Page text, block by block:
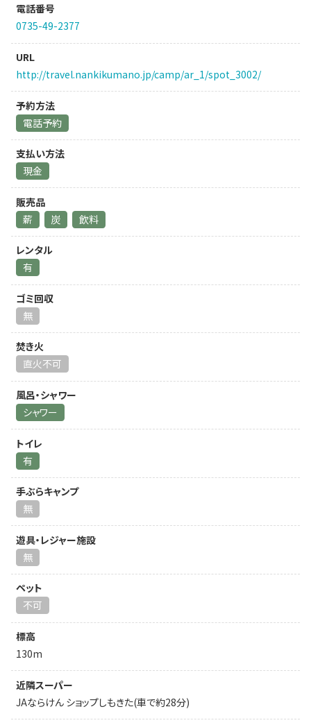
電話番号
0735-49-2377
URL
http://travel.nankikumano.jp/camp/ar_1/spot_3002/
予約方法
電話予約
支払い方法
現金
販売品
薪
炭 飲料
レンタル
有
ゴミ回収
無
焚き火
直火不可
風呂・シャワー
シャワー
トイレ
有
手ぶらキャンプ
無
遊具・レジャー施設
無
ペット
不可
標高
130m
近隣スーパー
JAならけん ショップしもきた(車で約28分)